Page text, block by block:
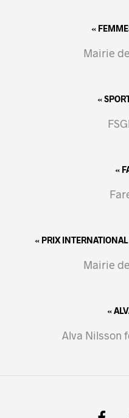
«
Mairie
«
«
« PRIX INTERNATIONAL
Mairie
«
Alva Nilsson